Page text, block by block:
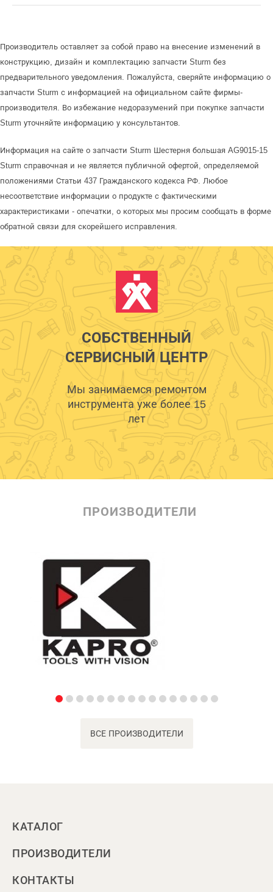
Производитель оставляет за собой право на внесение изменений в
конструкцию, дизайн и комплектацию запчасти Sturm без
предварительного уведомления. Пожалуйста, сверяйте информацию о
запчасти Sturm с информацией на официальном сайте фирмы-
производителя. Во избежание недоразумений при покупке запчасти
Sturm уточняйте информацию у консультантов.
Информация на сайте о запчасти Sturm Шестерня большая AG9015-15
Sturm справочная и не является публичной офертой, определяемой
положениями Статьи 437 Гражданского кодекса РФ. Любое
несоответствие информации о продукте с фактическими
характеристиками - опечатки, о которых мы просим сообщать в форме
обратной связи для скорейшего исправления.
СОБСТВЕННЫЙ
СЕРВИСНЫЙ ЦЕНТР
Мы занимаемся ремонтом
инструмента уже более 15
лет
ПРОИЗВОДИТЕЛИ
ВСЕ ПРОИЗВОДИТЕЛИ
КАТАЛОГ
ПРОИЗВОДИТЕЛИ
КОНТАКТЫ